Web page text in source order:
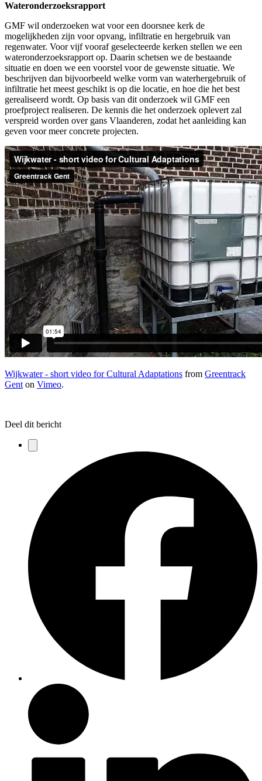
Wateronderzoeksrapport
GMF wil onderzoeken wat voor een doorsnee kerk de
mogelijkheden zijn voor opvang, infiltratie en hergebruik van
regenwater. Voor vijf vooraf geselecteerde kerken stellen we een
wateronderzoeksrapport op. Daarin schetsen we de bestaande
situatie en doen we een voorstel voor de gewenste situatie. We
beschrijven dan bijvoorbeeld welke vorm van waterhergebruik of
infiltratie het meest geschikt is op die locatie, en hoe die het best
gerealiseerd wordt. Op basis van dit onderzoek wil GMF een
proefproject realiseren. De kennis die het onderzoek oplevert zal
verspreid worden over gans Vlaanderen, zodat het aanleiding kan
geven voor meer concrete projecten.
Wijkwater - short video for Cultural Adaptations from Greentrack
Gent on Vimeo.
Deel dit bericht